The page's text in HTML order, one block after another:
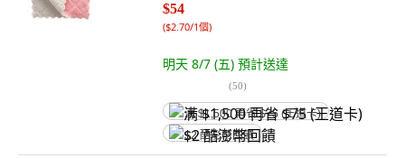
$54
($2.70/1個)
明天 8/7 (五) 預計送達
(50)
满 $1,500 再省 $75 (王道卡)
$2 酷澎幣回饋